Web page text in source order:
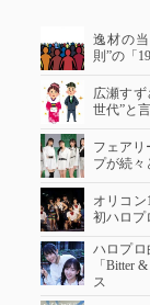
逸材の
則”の「
広瀬す
世代”と
フェア
プが続々
オリコ
初ハロプ
ハロプ
「Bitter
ス